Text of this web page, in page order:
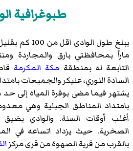
طبوغرافية
يبلغ طول
ماراً بمحافظتي بارق والمجاردة
التابعة له بمنطقة مكة المكرمة
يشتهر فيما مضى بوفرة المياه إلى حد
بامتداد المناطق الجبلية وهي
أغلب أوقات السنة. والوادي يضيق
الصخرية. حيث يزداد اتساعه في
بالقرب من قرية الصهوة من قرى مركز